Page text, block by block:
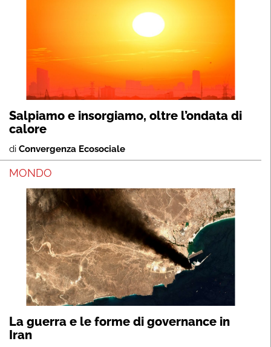
Salpiamo e insorgiamo, oltre l’ondata di
calore
di Convergenza Ecosociale
MONDO
La guerra e le forme di governance in
Iran